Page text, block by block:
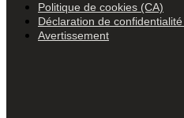
Politique de cookies (CA)
Déclaration de
Avertissement